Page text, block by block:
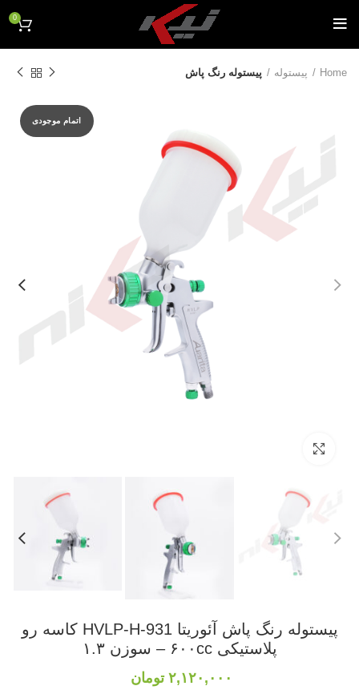
0
Home پیستوله پیستوله رنگ پاش
اتمام موجودی
پیستوله رنگ پاش آئوریتا HVLP-H-931 کاسه رو
پلاستیکی ۶۰۰cc – سوزن ۱.۳
تومان